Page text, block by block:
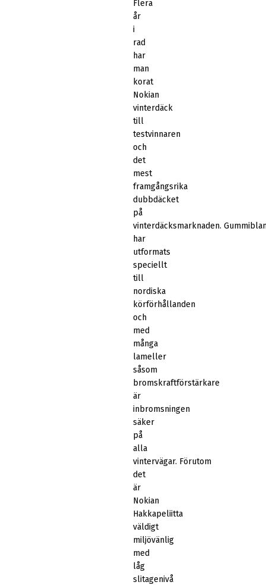
Flera
år
i
rad
har
man
korat
Nokian
vinterdäck
till
testvinnaren
och
det
mest
framgångsrika
dubbdäcket
på
vinterdäcksmarknaden.
har
utformats
speciellt
till
nordiska
körförhållanden
och
med
många
lameller
såsom
bromskraftförstärkare
är
inbromsningen
säker
på
alla
vintervägar. Förutom
det
är
Nokian
Hakkapeliitta
väldigt
miljövänlig
med
låg
slitagenivå